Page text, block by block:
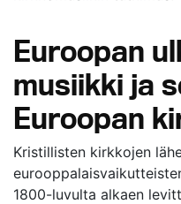
Euroopan
musiikki ja
Euroopan
Kristillisten kirkkojen
1800-luvulta alkaen